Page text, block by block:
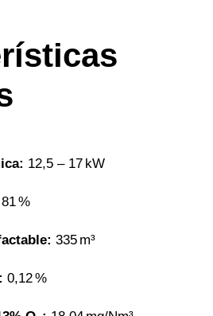
12,5 – 17 kW
81 %
335 m³
0,12 %